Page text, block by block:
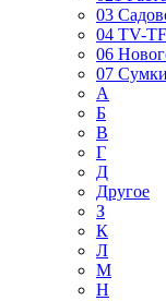
03
04 TV-
06
07
А
Б
В
Г
Д
Другое
З
К
Л
М
Н